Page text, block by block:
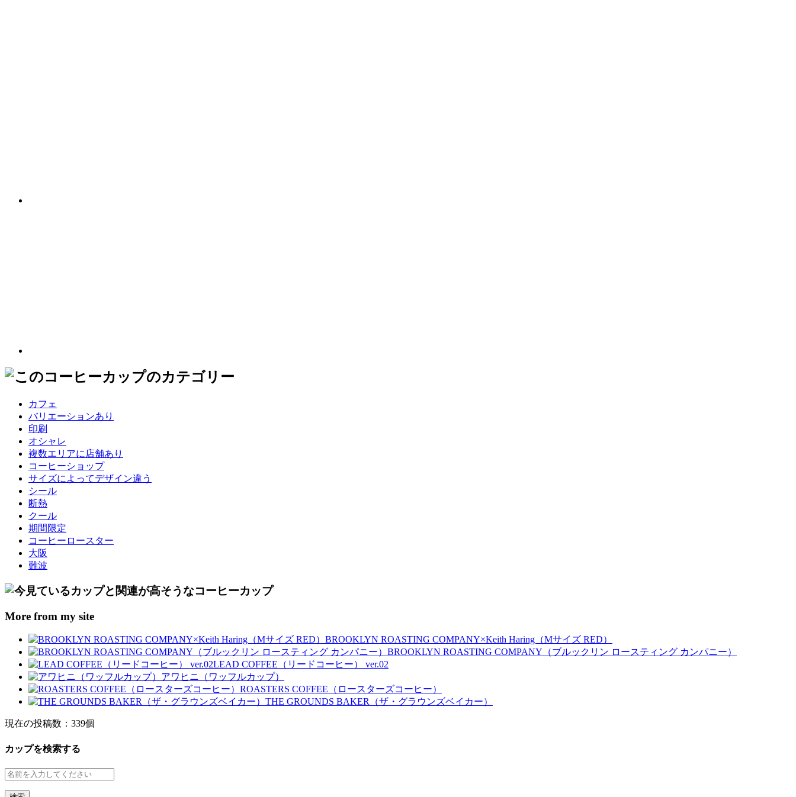
カフェ
バリエーションあり
印刷
オシャレ
複数エリアに店舗あり
コーヒーショップ
サイズによってデザイン違う
シール
断熱
クール
期間限定
コーヒーロースター
大阪
難波
More from my site
BROOKLYN ROASTING COMPANY×Keith Haring（Mサイズ RED）
BROOKLYN ROASTING COMPANY（ブルックリン ロースティング カンパニー）
LEAD COFFEE（リードコーヒー） ver.02
アワヒニ（ワッフルカップ）
ROASTERS COFFEE（ロースターズコーヒー）
THE GROUNDS BAKER（ザ・グラウンズベイカー）
現在の投稿数： 339個
カップを検索する